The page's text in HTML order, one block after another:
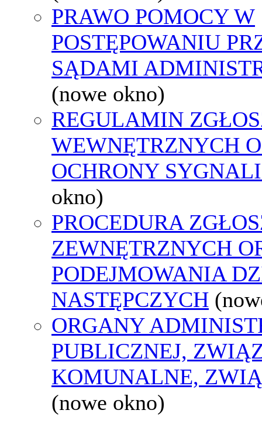
PRAWO POMOCY W
POSTĘPOWANIU
SĄDAMI
(nowe okno)
REGULAMIN
WEWNĘTRZNYCH
OCHRONY
okno)
PROCEDURA
ZEWNĘTRZNYCH
PODEJMOWANIA
NASTĘPCZYCH
ORGANY
PUBLICZNEJ,
KOMUNALNE,
(nowe okno)